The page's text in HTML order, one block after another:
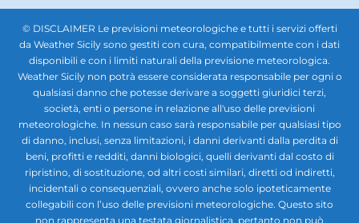
© DISCLAIMER Le previsioni meteorologiche e tutti i servizi offerti
da Weather Sicily sono gestiti con cura, compatibilmente con i dati
disponibili e con i limiti naturali della previsione meteorologica.
Weather Sicily non potrà essere considerata responsabile per ogni o
qualsiasi danno che potesse derivare a soggetti giuridici terzi,
società, enti o persone in relazione all'uso delle previsioni
meteorologiche. In nessun caso sarà responsabile per qualsiasi tipo
di danno, inclusi, senza limitazioni, i danni derivanti dalla perdita di
beni, profitti e redditi, danni biologici, quelli derivanti dal costo di
ripristino, di sostituzione, od altri costi similari, diretti od indiretti,
incidentali o consequenziali, ovvero anche solo ipoteticamente
collegabili con l’uso delle previsioni meteorologiche. Questo sito
non rappresenta una testata giornalistica, pertanto non può